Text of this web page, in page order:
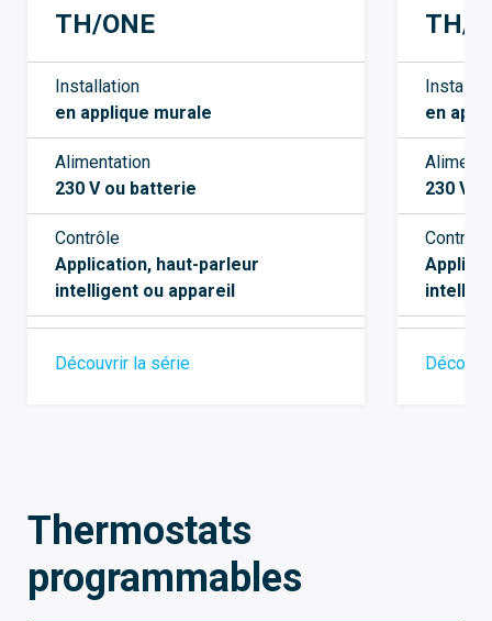
TH/ONE
Installation
en applique murale
Alimentation
230 V ou batterie
Contrôle
Application, haut-parleur
intelligent ou appareil
Découvrir la série
TH/
en
230
Contrôle
Thermostats
programmables